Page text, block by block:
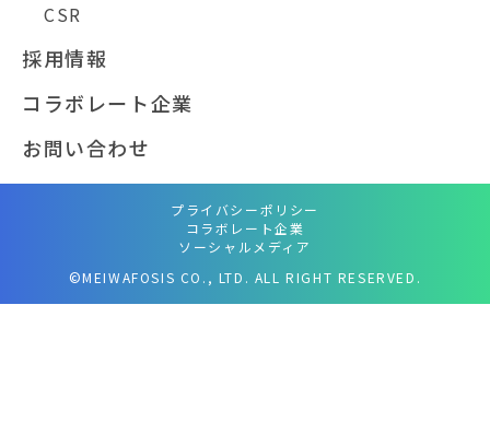
CSR
採用情報
コラボレート企業
お問い合わせ
プライバシーポリシー
コラボレート企業
ソーシャルメディア
©MEIWAFOSIS CO., LTD. ALL RIGHT RESERVED.